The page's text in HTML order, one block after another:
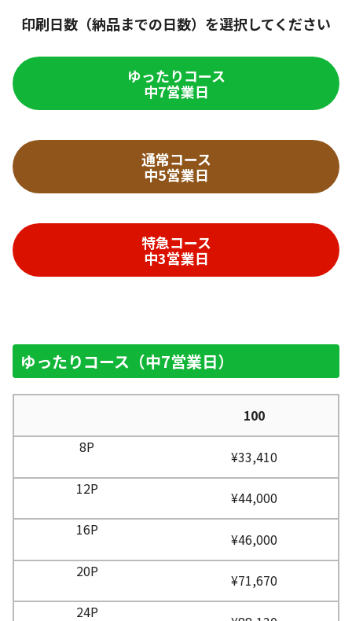
印刷日数（納品までの日数）を選択してください
ゆったりコース
中7営業日
通常コース
中5営業日
特急コース
中3営業日
ゆったりコース（中7営業日）
100
¥33,410
¥44,000
¥46,000
¥71,670